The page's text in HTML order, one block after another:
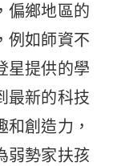
偏鄉地區的
例如師資不
星提供的學
最新的科技
創造力，
弱勢家扶孩